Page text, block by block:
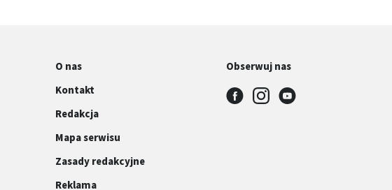
O nas
Kontakt
Redakcja
Mapa serwisu
Zasady redakcyjne
Reklama
Obserwuj nas